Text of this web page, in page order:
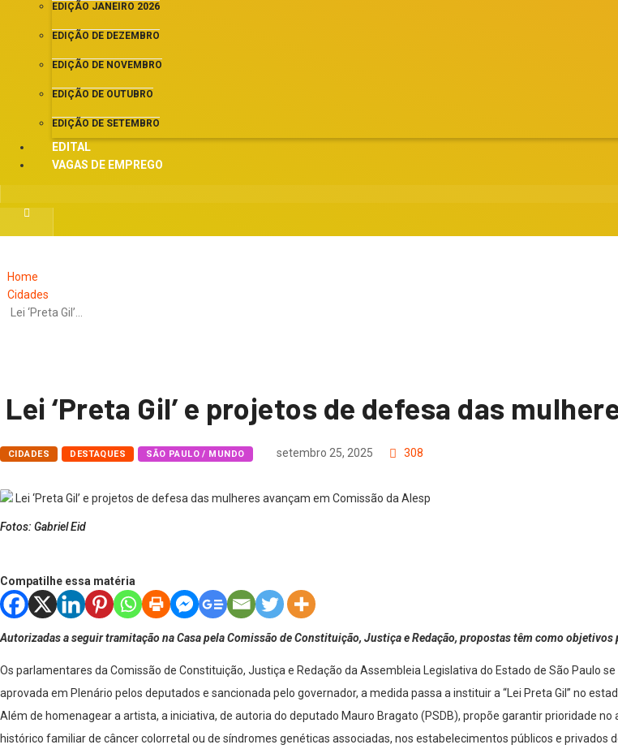
EDIÇÃO JANEIRO 2026
EDIÇÃO DE DEZEMBRO
EDIÇÃO DE NOVEMBRO
EDIÇÃO DE OUTUBRO
EDIÇÃO DE SETEMBRO
EDITAL
VAGAS DE EMPREGO
Home
Cidades
Lei ‘Preta Gil’…
Lei ‘Preta Gil’ e projetos de defesa das
CIDADES DESTAQUES SÃO PAULO / MUNDO setembro 25, 2025 308
Fotos: Gabriel Eid
Compatilhe essa matéria
Autorizadas a seguir tramitação na Casa pela Comissão de Constituição, Justiça e Redação, propostas têm como
Os parlamentares da Comissão de Constituição, Justiça e Redação da Assembleia Legislativa do Estado de São Paulo
aprovada em Plenário pelos deputados e sancionada pelo governador, a medida passa a instituir a “Lei Preta Gil” no
Além de homenagear a artista, a iniciativa, de autoria do deputado Mauro Bragato (PSDB), propõe garantir prioridade
histórico familiar de câncer colorretal ou de síndromes genéticas associadas, nos estabelecimentos públicos e privados